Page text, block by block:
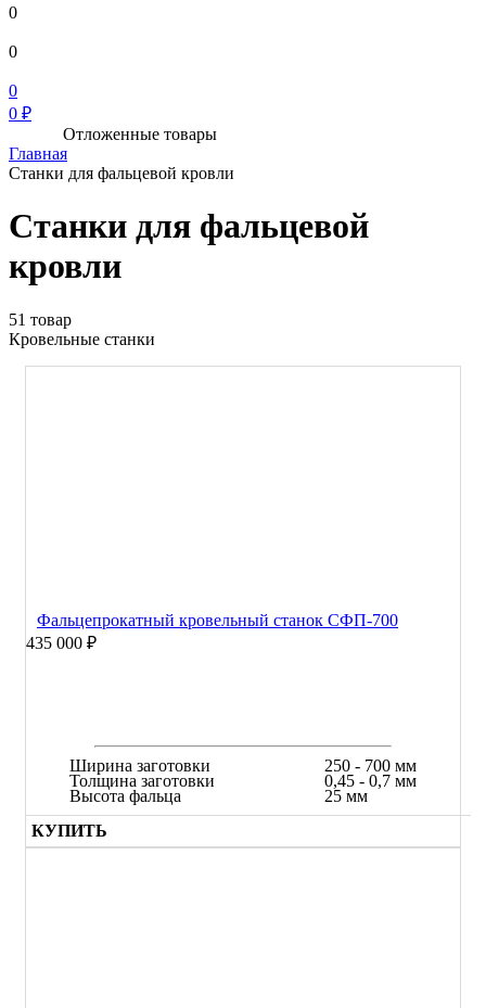
0
0
0
0 ₽
Отложенные товары
Главная
Станки для фальцевой кровли
Станки для фальцевой
кровли
51 товар
Кровельные станки
Фальцепрокатный кровельный станок СФП-700
435 000 ₽
Ширина заготовки
Толщина заготовки
Высота фальца
250 - 700 мм
0,45 - 0,7 мм
25 мм
КУПИТЬ